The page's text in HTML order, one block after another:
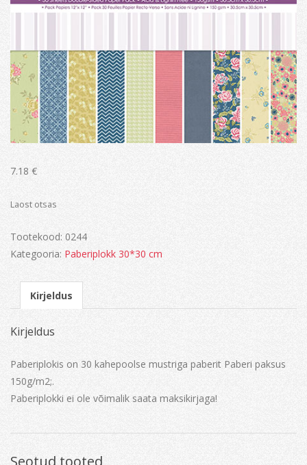
7.18 €
Laost otsas
Tootekood: 0244
Kategooria: Paberiplokk 30*30 cm
Kirjeldus
Kirjeldus
Paberiplokis on 30 kahepoolse mustriga paberit Paberi paksus
150g/m2;.
Paberiplokki ei ole võimalik saata maksikirjaga!
Seotud tooted